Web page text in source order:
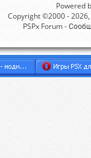
Powered
Copyright ©2000 -
PSPx Forum -